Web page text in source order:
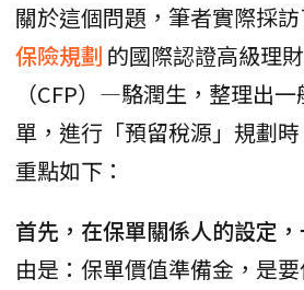
關於這個問題，筆者實際採
保險規劃 的國際認證高級理
（CFP）—駱潤生，整理出
單，進行「預留稅源」規劃
重點如下：
首先，在保單關係人的設定
由是：保單價值準備金，是